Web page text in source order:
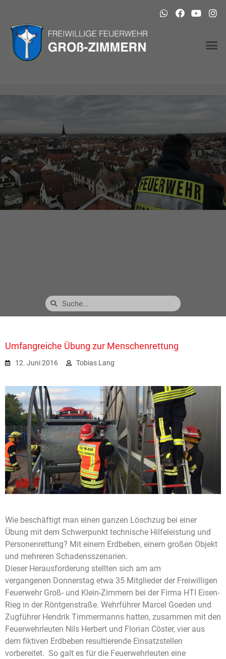
Umfangreiche Übung zur Menschenrettung
12. Juni 2016 Tobias Lang
Wie beschäftigt man einen ganzen Löschzug bei einer
Übung mit dem Schwerpunkt technische Hilfeleistung und
Personenrettung? Mit einem Erdbeben, einem großen Objekt
und mehreren Schadensszenarien.
Dieser Herausforderung stellten sich am am
vergangenen Donnerstag etwa 35 Mitglieder der Freiwilligen
Feuerwehr Groß- und Klein-Zimmern bei der Firma HTI Eisen-
Rieg in der Röntgenstraße. Wehrführer Marcel Goeden und
Zugführer Hendrik Timmermanns hatten, zusammen mit den
Feuerwehrleuten Nils Herbert und Florian Cöster, vier aus
dem fiktiven Erdbeben resultierende Einsatzstellen
vorbereitet. So galt es für die Feuerwehrleuten eine